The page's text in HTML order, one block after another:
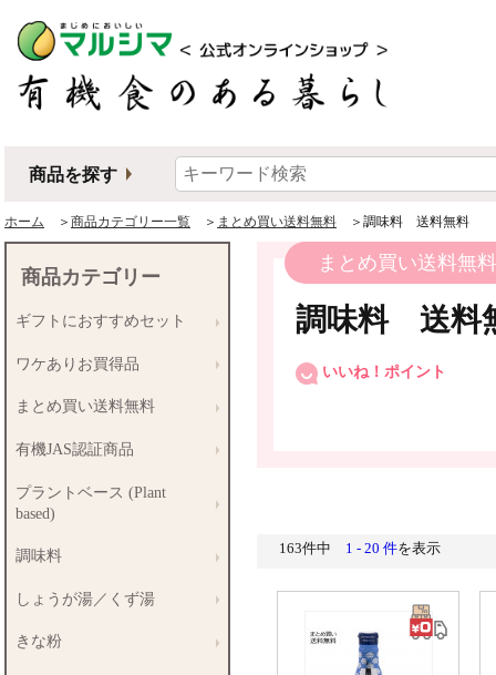
商品を探す
ホーム ＞ 商品カテゴリー一覧 ＞ まとめ買い送料無料 ＞調味料 送料無料
まとめ買い送料無料
調味料 送料
いいね！ポイント
163件中 1 - 20 件を表示
商品カテゴリー
ギフトにおすすめセット
ワケありお買得品
まとめ買い送料無料
有機JAS認証商品
プラントベース (Plant
based)
調味料
しょうが湯／くず湯
きな粉